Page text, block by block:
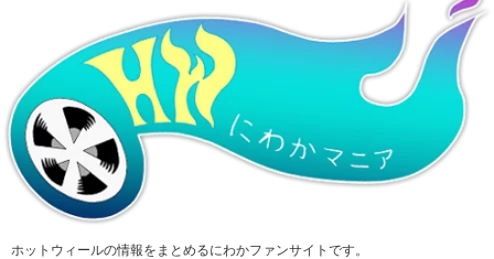
ホットウィールの情報をまとめるにわかファンサイトです。